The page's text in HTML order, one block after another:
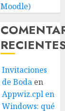
Moodle)
Invitaciones
de Boda en
Appwiz.cpl en
Windows: qué